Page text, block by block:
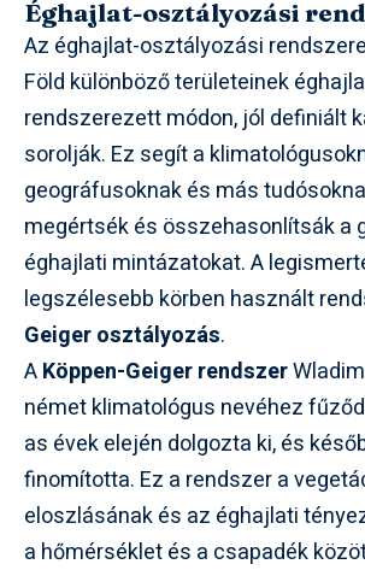
Éghajlat-osztályozási
Az éghajlat-osztályozási
Föld különböző területeinek
rendszerezett módon, jól definiált
sorolják. Ez segít a
geográfusoknak és más
megértsék és összehasonlítsák a
éghajlati mintázatokat. A
legszélesebb körben használt
Geiger osztályozás.
AKöppen-Geiger rendszer
német klimatológus nevéhez
as évek elején dolgozta ki, és
finomította. Ez a rendszer a
eloszlásának és az éghajlati
a hőmérséklet és a csapadék